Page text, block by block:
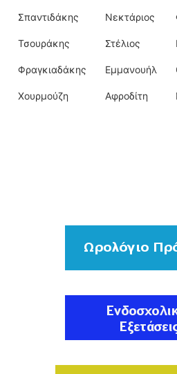
Σπαντιδάκης Νεκτάριος
Τσουράκης Στέλιος
Φραγκιαδάκης Εμμανουήλ
Χουρμούζη Αφροδίτη